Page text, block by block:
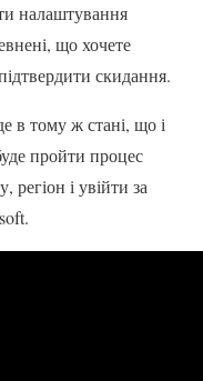
налаштування
що хочете
скидання.
в тому ж стані, що і
пройти процес
і увійти за